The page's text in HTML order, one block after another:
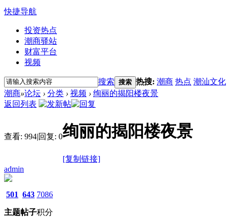
快捷导航
投资热点
潮商驿站
财富平台
视频
搜索 搜索 热搜: 潮商 热点 潮汕文化
潮商»论坛 › 分类 › 视频 › 绚丽的揭阳楼夜景
返回列表
查看: 994|回复: 0绚丽的揭阳楼夜景
[复制链接]
admin
501
主题
643
帖子
7086
积分